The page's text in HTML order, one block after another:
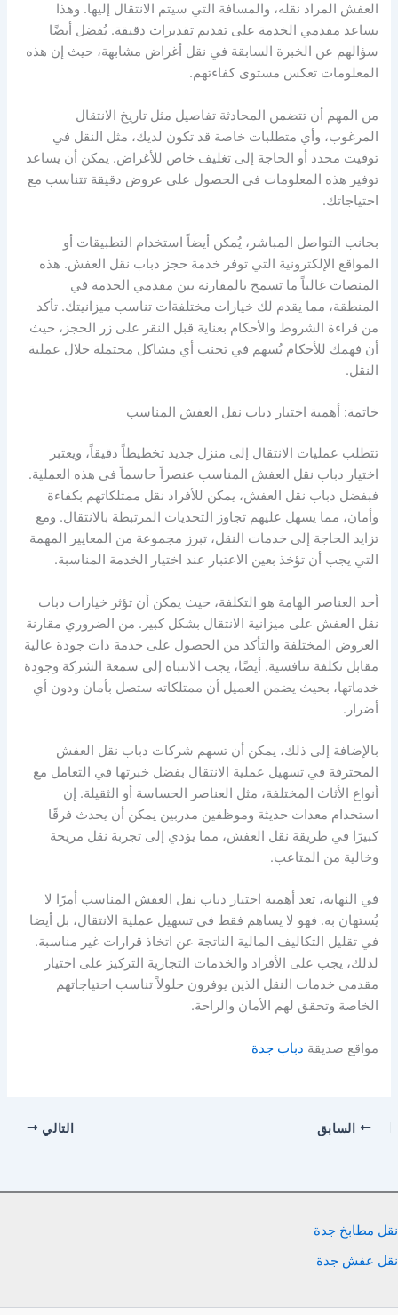
العفش المراد نقله، والمسافة التي سيتم الانتقال إليها. وهذا
يساعد مقدمي الخدمة على تقديم تقديرات دقيقة. يُفضل أيضًا
سؤالهم عن الخبرة السابقة في نقل أغراض مشابهة، حيث إن هذه
المعلومات تعكس مستوى كفاءتهم.
من المهم أن تتضمن المحادثة تفاصيل مثل تاريخ الانتقال
المرغوب، وأي متطلبات خاصة قد تكون لديك، مثل النقل في
توقيت محدد أو الحاجة إلى تغليف خاص للأغراض. يمكن أن يساعد
توفير هذه المعلومات في الحصول على عروض دقيقة تتناسب مع
احتياجاتك.
بجانب التواصل المباشر، يُمكن أيضاً استخدام التطبيقات أو
المواقع الإلكترونية التي توفر خدمة حجز دباب نقل العفش. هذه
المنصات غالباً ما تسمح بالمقارنة بين مقدمي الخدمة في
المنطقة، مما يقدم لك خيارات مختلفةات تناسب ميزانيتك. تأكد
من قراءة الشروط والأحكام بعناية قبل النقر على زر الحجز، حيث
أن فهمك للأحكام يُسهم في تجنب أي مشاكل محتملة خلال عملية
النقل.
خاتمة: أهمية اختيار دباب نقل العفش المناسب
تتطلب عمليات الانتقال إلى منزل جديد تخطيطاً دقيقاً، ويعتبر
اختيار دباب نقل العفش المناسب عنصراً حاسماً في هذه العملية.
فبفضل دباب نقل العفش، يمكن للأفراد نقل ممتلكاتهم بكفاءة
وأمان، مما يسهل عليهم تجاوز التحديات المرتبطة بالانتقال. ومع
تزايد الحاجة إلى خدمات النقل، تبرز مجموعة من المعايير المهمة
التي يجب أن تؤخذ بعين الاعتبار عند اختيار الخدمة المناسبة.
أحد العناصر الهامة هو التكلفة، حيث يمكن أن تؤثر خيارات دباب
نقل العفش على ميزانية الانتقال بشكل كبير. من الضروري مقارنة
العروض المختلفة والتأكد من الحصول على خدمة ذات جودة عالية
مقابل تكلفة تنافسية. أيضًا، يجب الانتباه إلى سمعة الشركة وجودة
خدماتها، بحيث يضمن العميل أن ممتلكاته ستصل بأمان ودون أي
أضرار.
بالإضافة إلى ذلك، يمكن أن تسهم شركات دباب نقل العفش
المحترفة في تسهيل عملية الانتقال بفضل خبرتها في التعامل مع
أنواع الأثاث المختلفة، مثل العناصر الحساسة أو الثقيلة. إن
استخدام معدات حديثة وموظفين مدربين يمكن أن يحدث فرقًا
كبيرًا في طريقة نقل العفش، مما يؤدي إلى تجربة نقل مريحة
وخالية من المتاعب.
في النهاية، تعد أهمية اختيار دباب نقل العفش المناسب أمرًا لا
يُستهان به. فهو لا يساهم فقط في تسهيل عملية الانتقال، بل أيضا
في تقليل التكاليف المالية الناتجة عن اتخاذ قرارات غير مناسبة.
لذلك، يجب على الأفراد والخدمات التجارية التركيز على اختيار
مقدمي خدمات النقل الذين يوفرون حلولاً تناسب احتياجاتهم
الخاصة وتحقق لهم الأمان والراحة.
مواقع صديقة دباب جدة
السابق التالي
نقل مطابخ جدة
نقل عفش جدة